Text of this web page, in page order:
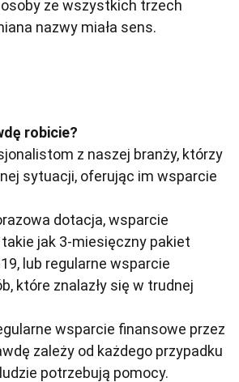
ze wszystkich trzech
nazwy miała sens.
robicie?
z naszej branży, którzy
sytuacji, oferując im wsparcie
dotacja, wsparcie
jak 3-miesięczny pakiet
lub regularne wsparcie
które znalazły się w trudnej
wsparcie finansowe przez
zależy od każdego przypadku
potrzebują pomocy.